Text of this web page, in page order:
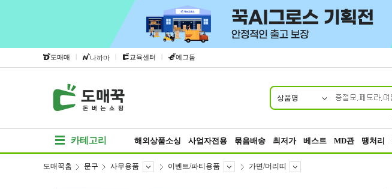
도매매 | 나까마 | 교육센터 | 에그돔
상품명
카테고리 해외상품소싱 사업자전용 묶음배송 최저가 베스트 MD관 땡처리
도매꾹홈 문구 사무용품 이벤트/파티용품 가면/머리띠